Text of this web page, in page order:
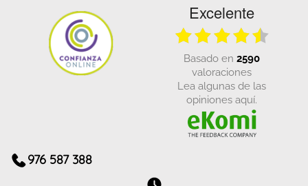
Excelente
basado en 2590
valoraciones
Lea algunas de las
opiniones aquí.
976 587 388